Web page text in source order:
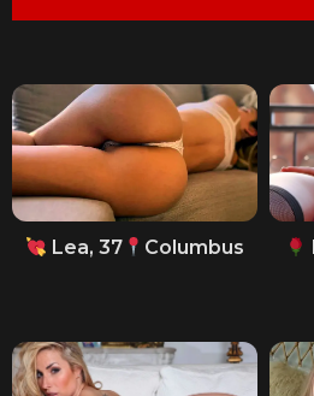
Lea, 37 Columbus